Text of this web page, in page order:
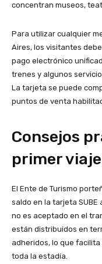
concentran museos,
Para utilizar cualquier
Aires, los visitantes
pago electrónico
trenes y algunos
La tarjeta se puede
puntos de venta
Consejos
primer viaje
El Ente de Turismo
saldo en la tarjeta
no es aceptado en el
están distribuidos en
adheridos, lo que
toda la estadía.